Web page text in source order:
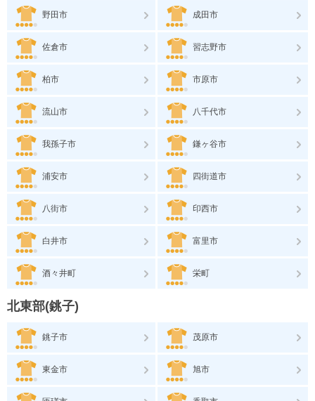
野田市 成田市
佐倉市 習志野市
柏市 市原市
流山市 八千代市
我孫子市 鎌ヶ谷市
浦安市 四街道市
八街市 印西市
白井市 富里市
酒々井町 栄町
北東部(銚子)
銚子市 茂原市
東金市 旭市